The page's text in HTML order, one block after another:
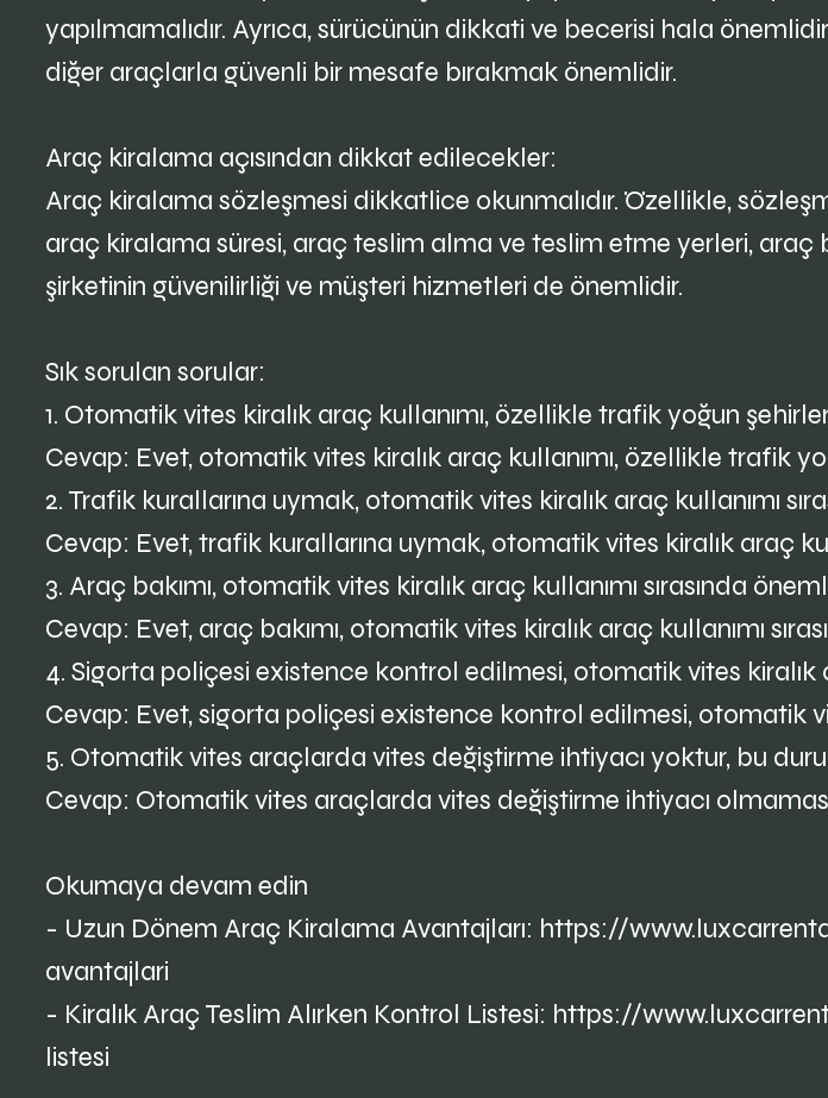
yapılmamalıdır. Ayrıca, sürücünün dikkati ve becerisi hala
diğer araçlarla güvenli bir mesafe bırakmak önemlidir.
Araç kiralama açısından dikkat edilecekler:
Araç kiralama sözleşmesi dikkatlice okunmalıdır. Özellikle,
araç kiralama süresi, araç teslim alma ve teslim etme yerleri, araç
şirketinin güvenilirliği ve müşteri hizmetleri de önemlidir.
Sık sorulan sorular:
1. Otomatik vites kiralık araç kullanımı, özellikle trafik yoğun
Cevap: Evet, otomatik vites kiralık araç kullanımı, özellikle trafik
2. Trafik kurallarına uymak, otomatik vites kiralık araç kullanımı
Cevap: Evet, trafik kurallarına uymak, otomatik vites kiralık araç
3. Araç bakımı, otomatik vites kiralık araç kullanımı sırasında
Cevap: Evet, araç bakımı, otomatik vites kiralık araç kullanımı
4. Sigorta poliçesi existence kontrol edilmesi, otomatik vites kiralık
Cevap: Evet, sigorta poliçesi existence kontrol edilmesi, otomatik
5. Otomatik vites araçlarda vites değiştirme ihtiyacı yoktur, bu
Cevap: Otomatik vites araçlarda vites değiştirme ihtiyacı
Okumaya devam edin
- Uzun Dönem Araç Kiralama Avantajları: https://
avantajlari
- Kiralık Araç Teslim Alırken Kontrol Listesi: https://
listesi